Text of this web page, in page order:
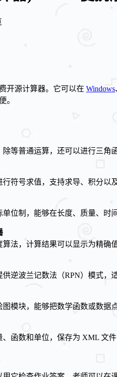
开源计算器。它可以在 Windows
。
等普通运算，还可以进行三角
行符号求值，支持求导、积分
位制，能够在长度、质量、时
算法，计算结果可以显示为精
逆波兰记数法（RPN）模式，
图模块，能够把数学函数或数据
函数和单位，保存为 XML 文